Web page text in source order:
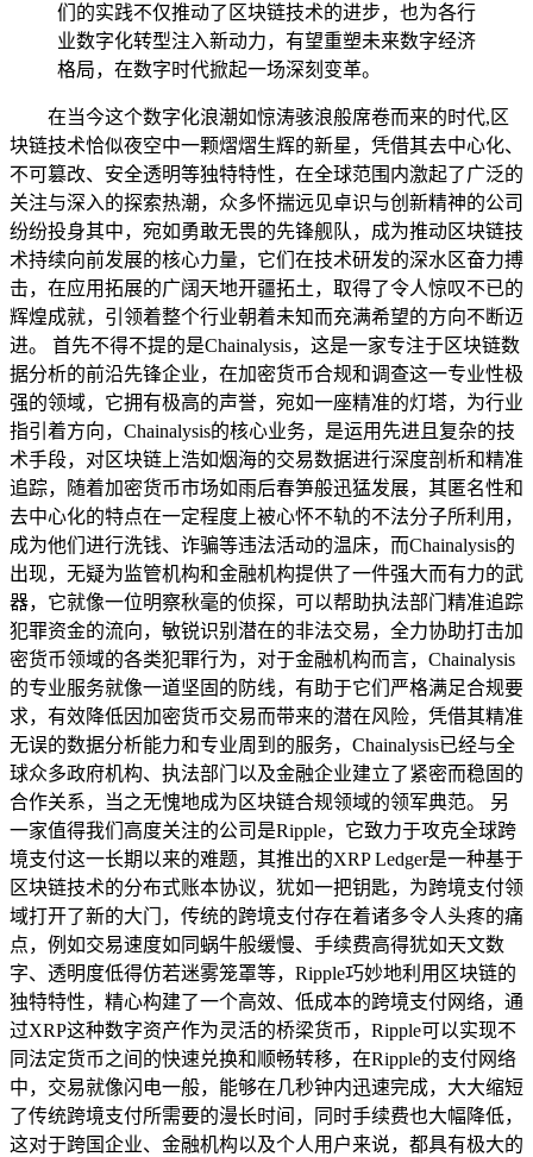
们的实践不仅推动了区块链技术的进步，也为各行
业数字化转型注入新动力，有望重塑未来数字经济
格局，在数字时代掀起一场深刻变革。
在当今这个数字化浪潮如惊涛骇浪般席卷而来的时代,区
块链技术恰似夜空中一颗熠熠生辉的新星，凭借其去中心化、
不可篡改、安全透明等独特特性，在全球范围内激起了广泛的
关注与深入的探索热潮，众多怀揣远见卓识与创新精神的公司
纷纷投身其中，宛如勇敢无畏的先锋舰队，成为推动区块链技
术持续向前发展的核心力量，它们在技术研发的深水区奋力搏
击，在应用拓展的广阔天地开疆拓土，取得了令人惊叹不已的
辉煌成就，引领着整个行业朝着未知而充满希望的方向不断迈
进。 首先不得不提的是Chainalysis，这是一家专注于区块链数
据分析的前沿先锋企业，在加密货币合规和调查这一专业性极
强的领域，它拥有极高的声誉，宛如一座精准的灯塔，为行业
指引着方向，Chainalysis的核心业务，是运用先进且复杂的技
术手段，对区块链上浩如烟海的交易数据进行深度剖析和精准
追踪，随着加密货币市场如雨后春笋般迅猛发展，其匿名性和
去中心化的特点在一定程度上被心怀不轨的不法分子所利用，
成为他们进行洗钱、诈骗等违法活动的温床，而Chainalysis的
出现，无疑为监管机构和金融机构提供了一件强大而有力的武
器，它就像一位明察秋毫的侦探，可以帮助执法部门精准追踪
犯罪资金的流向，敏锐识别潜在的非法交易，全力协助打击加
密货币领域的各类犯罪行为，对于金融机构而言，Chainalysis
的专业服务就像一道坚固的防线，有助于它们严格满足合规要
求，有效降低因加密货币交易而带来的潜在风险，凭借其精准
无误的数据分析能力和专业周到的服务，Chainalysis已经与全
球众多政府机构、执法部门以及金融企业建立了紧密而稳固的
合作关系，当之无愧地成为区块链合规领域的领军典范。 另
一家值得我们高度关注的公司是Ripple，它致力于攻克全球跨
境支付这一长期以来的难题，其推出的XRP Ledger是一种基于
区块链技术的分布式账本协议，犹如一把钥匙，为跨境支付领
域打开了新的大门，传统的跨境支付存在着诸多令人头疼的痛
点，例如交易速度如同蜗牛般缓慢、手续费高得犹如天文数
字、透明度低得仿若迷雾笼罩等，Ripple巧妙地利用区块链的
独特特性，精心构建了一个高效、低成本的跨境支付网络，通
过XRP这种数字资产作为灵活的桥梁货币，Ripple可以实现不
同法定货币之间的快速兑换和顺畅转移，在Ripple的支付网络
中，交易就像闪电一般，能够在几秒钟内迅速完成，大大缩短
了传统跨境支付所需要的漫长时间，同时手续费也大幅降低，
这对于跨国企业、金融机构以及个人用户来说，都具有极大的